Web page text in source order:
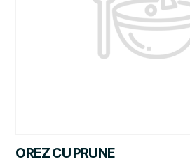
OREZ CU PRUNE